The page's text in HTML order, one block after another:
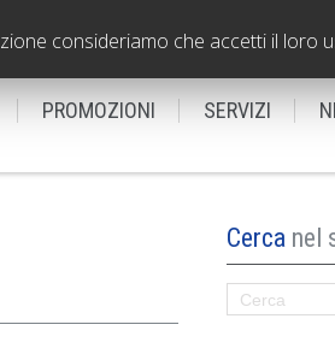
PROMOZIONI SERVIZI
Cerca nel
consideriamo che accetti il loro